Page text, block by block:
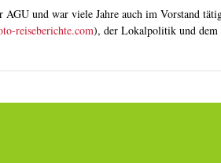
und war viele Jahre auch im Vorstand
reiseberichte.com), der Lokalpolitik und dem